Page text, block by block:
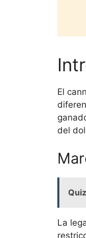
El
del
La